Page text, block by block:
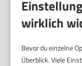
wirklich
Bevor du einzelne
Überblick. Viele